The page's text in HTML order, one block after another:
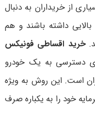
از خریداران به دنبال
داشته باشند و هم
.خرید اقساطی فونیکس
دسترسی به یک خودرو
است. این روش به ویژه
خود را به یکباره صرف